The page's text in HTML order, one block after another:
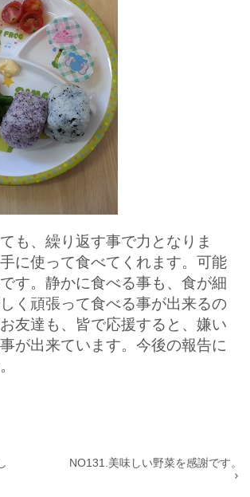
も、繰り返す事で力となりま
に使って食べてくれます。可能
す。静かに食べる事も、食が細
く頑張って食べる事が出来るの
友達も、皆で応援すると、嫌い
が出来ています。今後の報告に
NO131.美味しい野菜を感謝です。